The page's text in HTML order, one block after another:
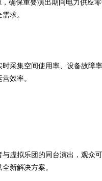
确保重要演出期间电力供应
求。
采集空间使用率、设备故障
效率。
虚拟乐团的同台演出，观众
新解决方案。